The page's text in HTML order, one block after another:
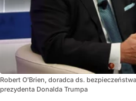
Robert O'Brien, doradca ds.
prezydenta Donalda Trumpa